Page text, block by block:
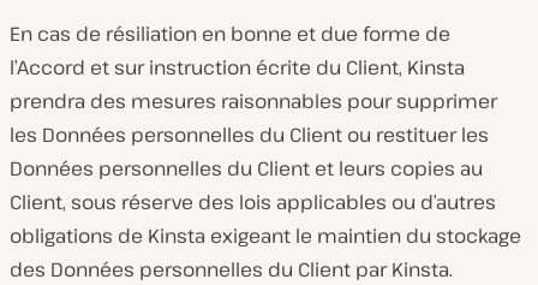
En cas de résiliation en bonne et due forme de
l’Accord et sur instruction écrite du Client, Kinsta
prendra des mesures raisonnables pour supprimer
les Données personnelles du Client ou restituer les
Données personnelles du Client et leurs copies au
Client, sous réserve des lois applicables ou d’autres
obligations de Kinsta exigeant le maintien du stockage
des Données personnelles du Client par Kinsta.